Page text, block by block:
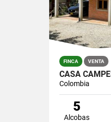
FINCA VENTA
Colombia
5
Alcobas